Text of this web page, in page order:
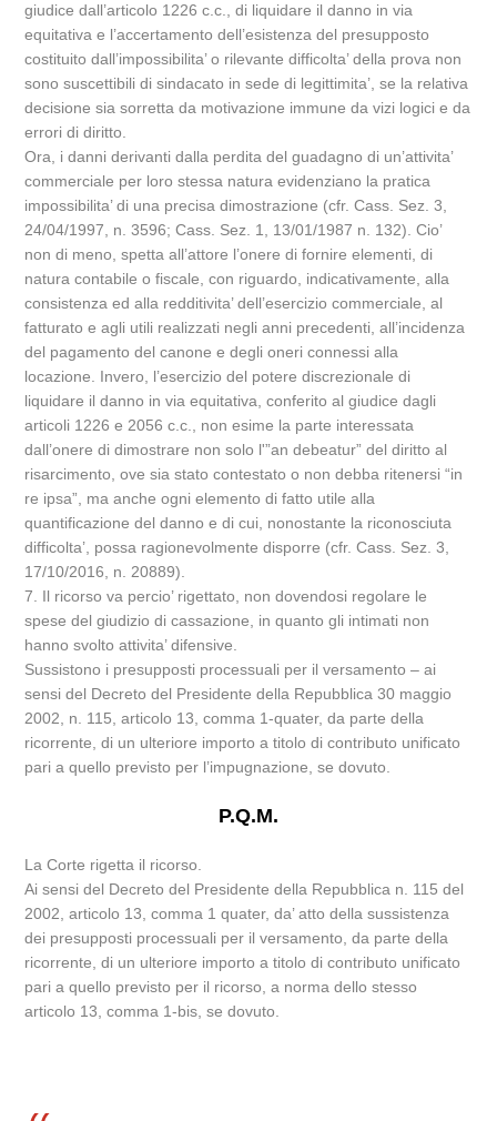
giudice dall’articolo 1226 c.c., di liquidare il danno in via
equitativa e l’accertamento dell’esistenza del presupposto
costituito dall’impossibilita’ o rilevante difficolta’ della prova non
sono suscettibili di sindacato in sede di legittimita’, se la relativa
decisione sia sorretta da motivazione immune da vizi logici e da
errori di diritto.
Ora, i danni derivanti dalla perdita del guadagno di un’attivita’
commerciale per loro stessa natura evidenziano la pratica
impossibilita’ di una precisa dimostrazione (cfr. Cass. Sez. 3,
24/04/1997, n. 3596; Cass. Sez. 1, 13/01/1987 n. 132). Cio’
non di meno, spetta all’attore l’onere di fornire elementi, di
natura contabile o fiscale, con riguardo, indicativamente, alla
consistenza ed alla redditivita’ dell’esercizio commerciale, al
fatturato e agli utili realizzati negli anni precedenti, all’incidenza
del pagamento del canone e degli oneri connessi alla
locazione. Invero, l’esercizio del potere discrezionale di
liquidare il danno in via equitativa, conferito al giudice dagli
articoli 1226 e 2056 c.c., non esime la parte interessata
dall’onere di dimostrare non solo l'”an debeatur” del diritto al
risarcimento, ove sia stato contestato o non debba ritenersi “in
re ipsa”, ma anche ogni elemento di fatto utile alla
quantificazione del danno e di cui, nonostante la riconosciuta
difficolta’, possa ragionevolmente disporre (cfr. Cass. Sez. 3,
17/10/2016, n. 20889).
7. Il ricorso va percio’ rigettato, non dovendosi regolare le
spese del giudizio di cassazione, in quanto gli intimati non
hanno svolto attivita’ difensive.
Sussistono i presupposti processuali per il versamento – ai
sensi del Decreto del Presidente della Repubblica 30 maggio
2002, n. 115, articolo 13, comma 1-quater, da parte della
ricorrente, di un ulteriore importo a titolo di contributo unificato
pari a quello previsto per l’impugnazione, se dovuto.
P.Q.M.
La Corte rigetta il ricorso.
Ai sensi del Decreto del Presidente della Repubblica n. 115 del
2002, articolo 13, comma 1 quater, da’ atto della sussistenza
dei presupposti processuali per il versamento, da parte della
ricorrente, di un ulteriore importo a titolo di contributo unificato
pari a quello previsto per il ricorso, a norma dello stesso
articolo 13, comma 1-bis, se dovuto.